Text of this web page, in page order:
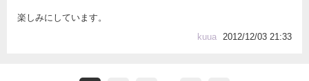
楽しみにしています。
kuua
2012/12/03 21:33